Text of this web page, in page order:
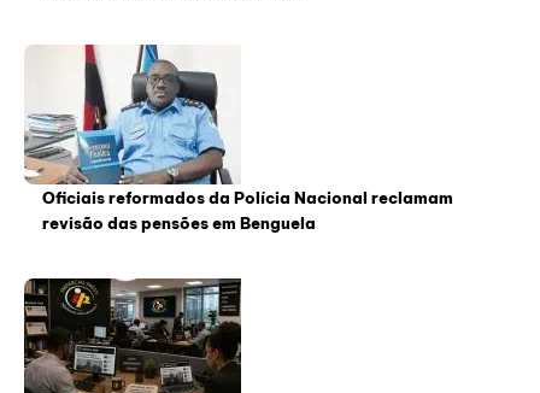
Oficiais reformados da Polícia Nacional reclamam
revisão das pensões em Benguela